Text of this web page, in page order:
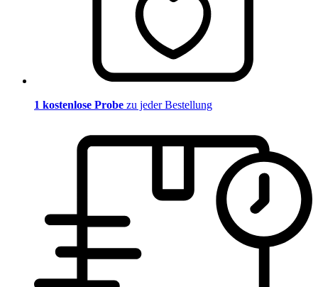
1 kostenlose Probe zu jeder Bestellung